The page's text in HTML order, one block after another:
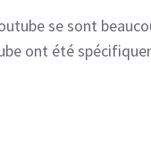
se sont
ont été